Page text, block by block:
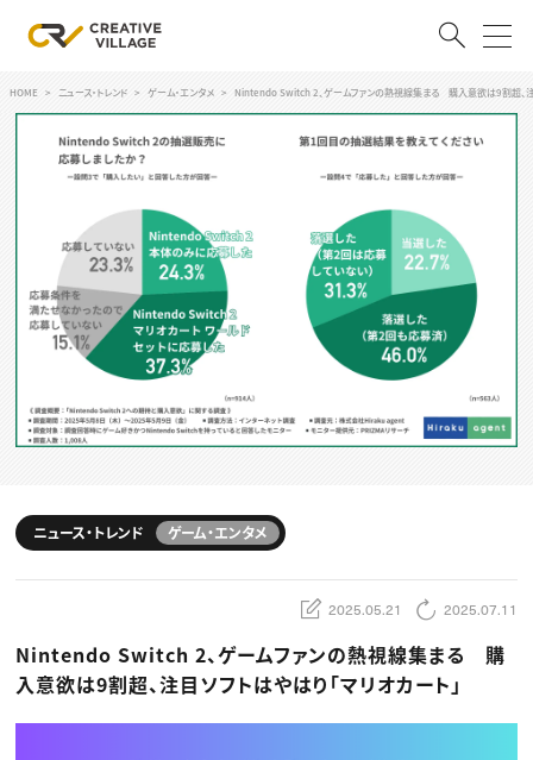
ログイン 会員登録
RECRUIT
クリエイター求人を探す
CREATIVE JOB求人検索
特集求人
採用説明会
転職支援サービス
スキルアップしたい！
プログラミング
動画配信・映像制作
編集・ライティング
マーケティング
TOP Creator’s コラム トップ
Webクリエイター
アプリクリエイター
クリエイターインタビュー
C＆R Magazine
ニュース・トレンド トップ
Web
映像
ゲーム・エンタメ
HOME ニュース・トレンド ゲーム・エンタメ Nintendo Switch 2、ゲームファンの熱視線集まる 購入意欲は9割超、注
ニュース・トレンド ゲーム・エンタメ
2025.05.21 2025.07.11
Nintendo Switch 2、ゲームファンの熱視線集まる 購
入意欲は9割超、注目ソフトはやはり「マリオカート」